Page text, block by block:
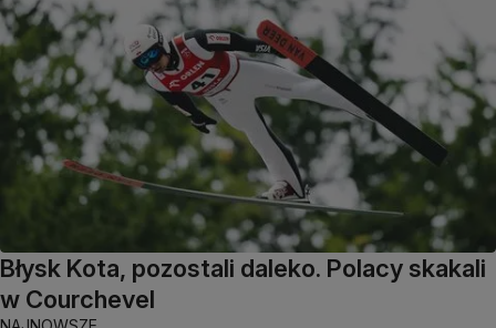
Błysk Kota, pozostali daleko. Polacy skakali
w Courchevel